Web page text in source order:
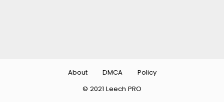
© 2021 Leech PRO
About DMCA Policy